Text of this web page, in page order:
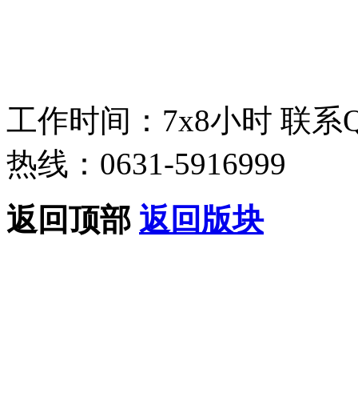
工作时间：7x8小时 联系
热线：0631-5916999
返回顶部 返回版块